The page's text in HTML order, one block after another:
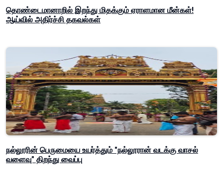
தொண்டைமானாறில் இறந்து மிதக்கும் ஏராளமான மீன்கள்!
ஆய்வில் அதிர்ச்சி தகவல்கள்
நல்லூரின் பெருமையை உயர்த்தும் "நல்லூரான் வடக்கு வாசல்
வளைவு" திறந்து வைப்பு